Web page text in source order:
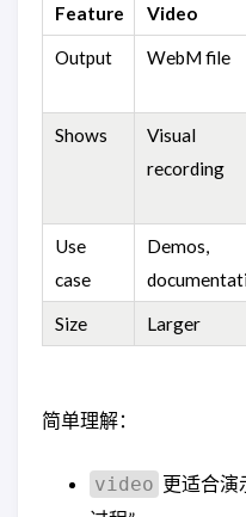
Feature Video
Output WebM file
Shows
Visual
recording
Use
case
Demos,
Size Larger
简单理解：
video 更适合演